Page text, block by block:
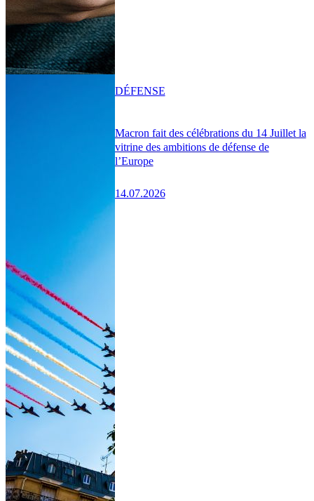
Macron fait des célébrations du 14 Juillet la
vitrine des ambitions de défense de
l’Europe
14.07.2026
DÉFENSE